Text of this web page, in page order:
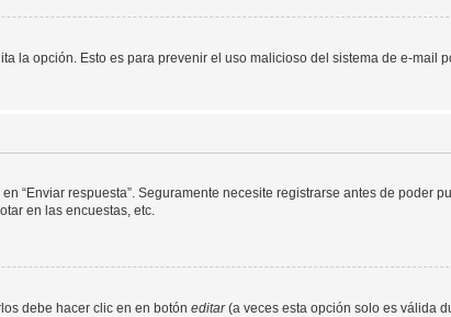
la opción. Esto es para prevenir el uso malicioso del sistema de e-mail
“Enviar respuesta”. Seguramente necesite registrarse antes de poder
en las encuestas, etc.
debe hacer clic en en botón editar(a veces esta opción solo es válida